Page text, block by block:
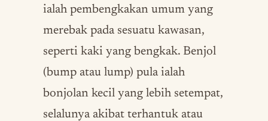
ialah pembengkakan umum yang
merebak pada sesuatu kawasan,
seperti kaki yang bengkak. Benjol
(bump atau lump) pula ialah
bonjolan kecil yang lebih setempat,
selalunya akibat terhantuk atau